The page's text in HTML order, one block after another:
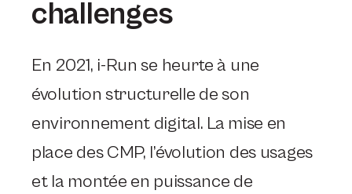
challenges
En 2021, i-Run se heurte à une
évolution structurelle de son
environnement digital. La mise en
place des CMP, l’évolution des usages
et la montée en puissance de